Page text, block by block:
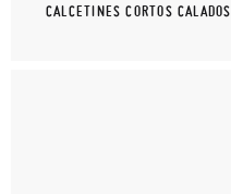
CALCETINES CORTOS CALADOS